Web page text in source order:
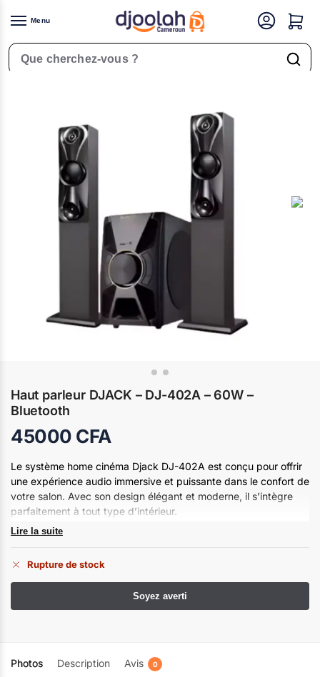
Menu
Rechercher un produit
Accueil Électronique / Audio & Hifi Haut parleur DJACK – DJ-402A – 60W – Bluetooth
Haut parleur DJACK – DJ-402A – 60W –
Bluetooth
45000 CFA
Le système home cinéma Djack DJ-402A est conçu pour offrir
une expérience audio immersive et puissante dans le confort de
votre salon. Avec son design élégant et moderne, il s’intègre
parfaitement à tout type d’intérieur.
Lire la suite
Rupture de stock
Photos Description Avis 0